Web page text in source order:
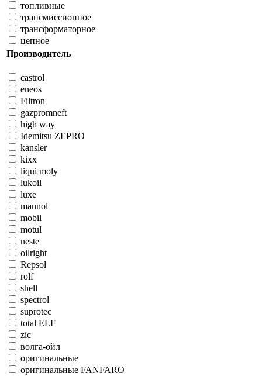
топливные
трансмиссионное
трансформаторное
цепное
Производитель
castrol
eneos
Filtron
gazpromneft
high way
Idemitsu ZEPRO
kansler
kixx
liqui moly
lukoil
luxe
mannol
mobil
motul
neste
oilright
Repsol
rolf
shell
spectrol
suprotec
total ELF
zic
волга-ойл
оригинальные
оригинальные FANFARO